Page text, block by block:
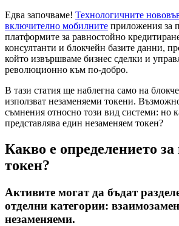
Едва започваме! Технологичните
включително мобилните приложения за
платформите за равностойно
консултанти и блокчейн базите данни,
който извършваме бизнес сделки и
революционно към по-добро.
В тази статия ще наблегна само на
използват незаменяеми токени.
съмнения относно този вид системи: но
представлява един незаменяем токен?
Какво е определението
токен?
Активите могат да бъдат
отделни категории:
незаменяеми.